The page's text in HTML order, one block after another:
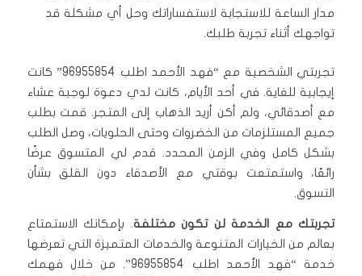
مدار الساعة للاستجابة لاستفساراتك وحل أي مشكلة قد
تواجهك أثناء تجربة طلبك.
تجربتي الشخصية مع “فهد الأحمد اطلب 96955854” كانت
إيجابية للغاية. في أحد الأيام، كانت لدي دعوة لوجبة عشاء
مع أصدقائي، ولم أكن أريد الذهاب إلى المتجر. قمت بطلب
جميع المستلزمات من الخضروات وحتى الحلويات، وصل الطلب
بشكل كامل وفي الزمن المحدد. قدم لي المتسوق عرضًا
رائعًا، واستمتعت بوقتي مع الأصدقاء دون القلق بشأن
التسوق.
تجربتك مع الخدمة لن تكون مختلفة. بإمكانك الاستمتاع
بعالم من الخيارات المتنوعة والخدمات المتميزة التي تعرضها
خدمة “فهد الأحمد اطلب 96955854”. من خلال فهمك